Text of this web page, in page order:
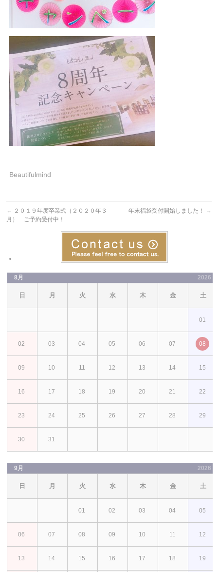
Beautifulmind
← ２０１９年度卒業式（２０２０年３
月） ご予約受付中！
年末福袋受付開始しました！ →
8月 2026
日 月 火 水 木 金 土
01
02 03 04 05 06 07 08
09 10 11 12 13 14 15
16 17 18 19 20 21 22
23 24 25 26 27 28 29
30 31
9月 2026
日 月 火 水 木 金 土
01 02 03 04 05
06 07 08 09 10 11 12
13 14 15 16 17 18 19